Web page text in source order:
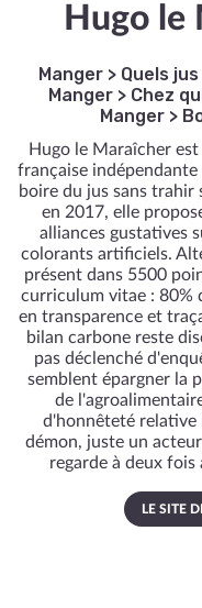
Hugo le
Manger> Quels
Manger > Chez
Manger>
Hugo le Maraîcher
française
boire du jus sans trahir
en 2017, elle
alliances gustatives
colorants artificiels.
présent dans 5500
curriculum vitae : 80%
en transparence et
bilan carbone reste
pas déclenché
semblent épargner la
de
d'honnêteté relative
démon, juste un
regarde à deux fois
LE SITE